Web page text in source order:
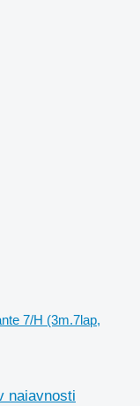
7/H (3m.7lap,
naiavnosti